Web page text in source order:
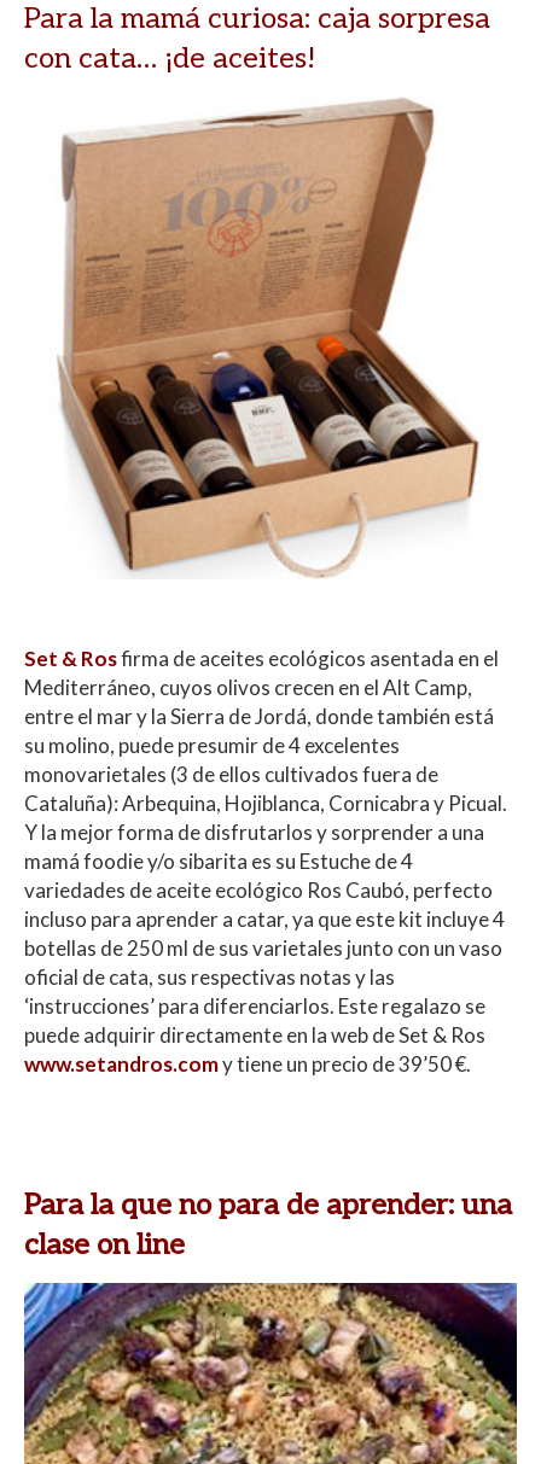
Para la mamá curiosa: caja sorpresa
con cata… ¡de aceites!
Set & Rosfirma de aceites ecológicos asentada en el
Mediterráneo, cuyos olivos crecen en el Alt Camp,
entre el mar y la Sierra de Jordá, donde también está
su molino, puede presumir de 4 excelentes
monovarietales (3 de ellos cultivados fuera de
Cataluña): Arbequina, Hojiblanca, Cornicabra y Picual.
Y la mejor forma de disfrutarlos y sorprender a una
mamá foodie y/o sibarita es su Estuche de 4
variedades de aceite ecológico Ros Caubó, perfecto
incluso para aprender a catar, ya que este kit incluye 4
botellas de 250 ml de sus varietales junto con un vaso
oficial de cata, sus respectivas notas y las
‘instrucciones’ para diferenciarlos. Este regalazo se
puede adquirir directamente en la web de Set & Ros
www.setandros.comy tiene un precio de 39’50 €.
Para la que no para de aprender: una
clase on line